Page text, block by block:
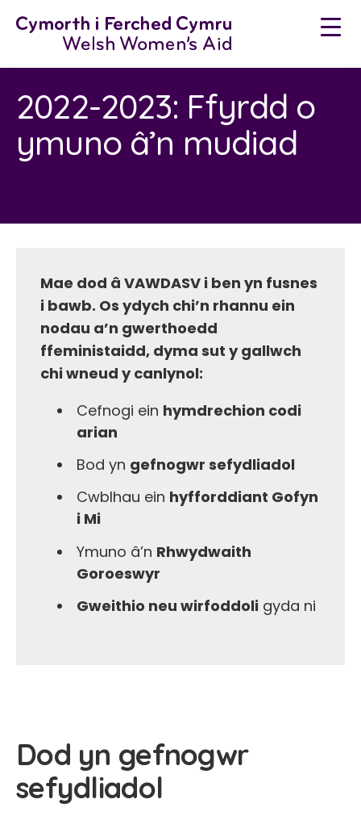
2022-2023: Ffyrdd o
ymuno â’n mudiad
Mae dod â VAWDASV i ben yn fusnes
i bawb. Os ydych chi’n rhannu ein
nodau a’n gwerthoedd
ffeministaidd, dyma sut y gallwch
chi wneud y canlynol:
Cefnogi ein hymdrechion codi
arian
Bod yn gefnogwr sefydliadol
Cwblhau ein hyfforddiant Gofyn
i Mi
Ymuno â’n Rhwydwaith
Goroeswyr
Gweithio neu wirfoddoli gyda ni
Dod yn gefnogwr
sefydliadol